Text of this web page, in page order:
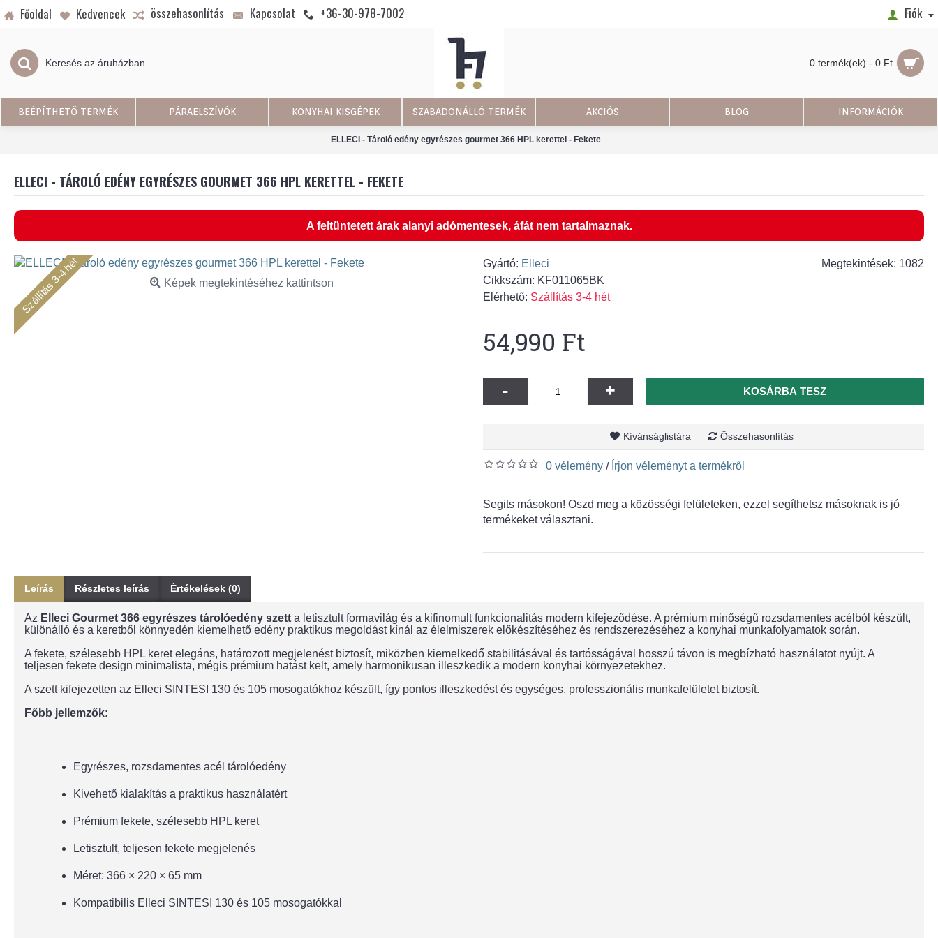
Főoldal Kedvencek összehasonlítás Kapcsolat +36-30-978-7002 Fiók
0 termék(ek) - 0 Ft
BEÉPÍTHETŐ TERMÉK PÁRAELSZÍVÓK KONYHAI KISGÉPEK SZABADONÁLLÓ TERMÉK AKCIÓS BLOG INFORMÁCIÓK
ELLECI - Tároló edény egyrészes gourmet 366 HPL kerettel - Fekete
ELLECI - TÁROLÓ EDÉNY EGYRÉSZES GOURMET 366 HPL KERETTEL - FEKETE
A feltüntetett árak alanyi adómentesek, áfát nem tartalmaznak.
Szállítás 3-4 hét Képek megtekintéséhez kattintson
Megtekintések: 1082
Gyártó: Elleci
Cikkszám: KF011065BK
Elérhető: Szállítás 3-4 hét
54,990 Ft
- + KOSÁRBA TESZ
Kívánságlistára Összehasonlítás
0 vélemény / Írjon véleményt a termékről
Segits másokon! Oszd meg a közösségi felületeken, ezzel segíthetsz másoknak is jó
termékeket választani.
Leírás Részletes leírás Értékelések (0)
Az Elleci Gourmet 366 egyrészes tárolóedény szett a letisztult formavilág és a kifinomult funkcionalitás modern kifejeződése. A prémium minőségű rozsdamentes acélból készült,
különálló és a keretből könnyedén kiemelhető edény praktikus megoldást kínál az élelmiszerek előkészítéséhez és rendszerezéséhez a konyhai munkafolyamatok során.
A fekete, szélesebb HPL keret elegáns, határozott megjelenést biztosít, miközben kiemelkedő stabilitásával és tartósságával hosszú távon is megbízható használatot nyújt. A
teljesen fekete design minimalista, mégis prémium hatást kelt, amely harmonikusan illeszkedik a modern konyhai környezetekhez.
A szett kifejezetten az Elleci SINTESI 130 és 105 mosogatókhoz készült, így pontos illeszkedést és egységes, professzionális munkafelületet biztosít.
Főbb jellemzők:
Egyrészes, rozsdamentes acél tárolóedény
Kivehető kialakítás a praktikus használatért
Prémium fekete, szélesebb HPL keret
Letisztult, teljesen fekete megjelenés
Méret: 366 × 220 × 65 mm
Kompatibilis Elleci SINTESI 130 és 105 mosogatókkal